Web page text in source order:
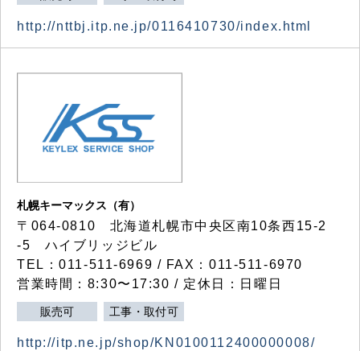
http://nttbj.itp.ne.jp/0116410730/index.html
札幌キーマックス（有）
〒064-0810 北海道札幌市中央区南10条西15-2
-5 ハイブリッジビル
TEL：011-511-6969 / FAX：011-511-6970
営業時間：8:30〜17:30 / 定休日：日曜日
販売可 工事・取付可
http://itp.ne.jp/shop/KN0100112400000008/